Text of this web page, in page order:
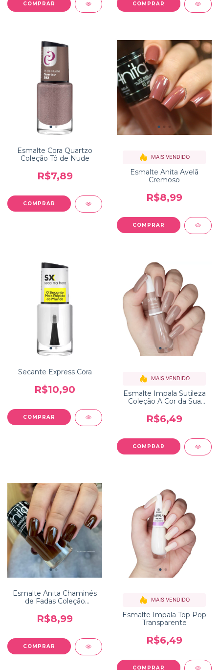
Esmalte Cora Quartzo
Coleção Tô de Nude
R$7,89
MAIS VENDIDO
Esmalte Anita Avelã
Cremoso
R$8,99
Secante Express Cora
R$10,90
MAIS VENDIDO
Esmalte Impala Sutileza
Coleção A Cor da Sua
R$6,49
Esmalte Anita Chaminés
de Fadas Coleção
R$8,99
MAIS VENDIDO
Esmalte Impala Top Pop
Transparente
R$6,49